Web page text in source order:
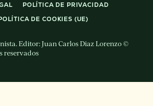
POLÍTICA DE PRIVACIDAD
DE COOKIES (UE)
Editor: Juan Carlos Diaz Lorenzo ©
reservados